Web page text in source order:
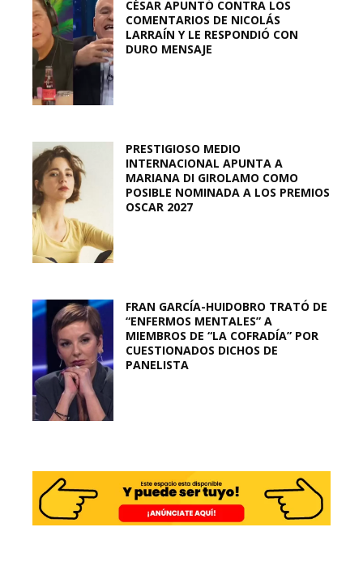
CÉSAR APUNTÓ CONTRA LOS
COMENTARIOS DE NICOLÁS
LARRAÍN Y LE RESPONDIÓ CON
DURO MENSAJE
PRESTIGIOSO MEDIO
INTERNACIONAL APUNTA A
MARIANA DI GIROLAMO COMO
POSIBLE NOMINADA A LOS PREMIOS
OSCAR 2027
FRAN GARCÍA-HUIDOBRO TRATÓ DE
“ENFERMOS MENTALES” A
MIEMBROS DE “LA COFRADÍA” POR
CUESTIONADOS DICHOS DE
PANELISTA